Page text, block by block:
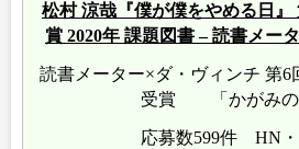
松村 涼哉『僕が僕をやめる日』
賞 2020年 課題図書 – 読書メー
読書メーター×ダ・ヴィンチ 第6
受賞 「かがみの
応募数599件 HN